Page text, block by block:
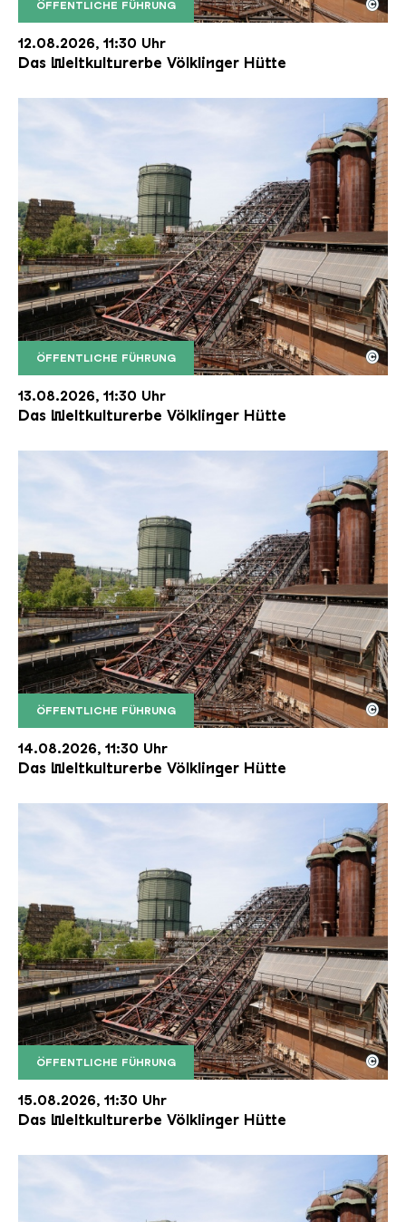
ÖFFENTLICHE FÜHRUNG
Der Erzschrägaufzug der Völklinger Hütte mit
Copyright: Weltkulturerbe Völklinger Hütte | Karl
©
12.08.2026, 11:30 Uhr
Das Weltkulturerbe Völklinger Hütte
ÖFFENTLICHE FÜHRUNG
Der Erzschrägaufzug der Völklinger Hütte mit
Copyright: Weltkulturerbe Völklinger Hütte | Karl
©
13.08.2026, 11:30 Uhr
Das Weltkulturerbe Völklinger Hütte
ÖFFENTLICHE FÜHRUNG
Der Erzschrägaufzug der Völklinger Hütte mit
Copyright: Weltkulturerbe Völklinger Hütte | Karl
©
14.08.2026, 11:30 Uhr
Das Weltkulturerbe Völklinger Hütte
ÖFFENTLICHE FÜHRUNG
Der Erzschrägaufzug der Völklinger Hütte mit
Copyright: Weltkulturerbe Völklinger Hütte | Karl
©
15.08.2026, 11:30 Uhr
Das Weltkulturerbe Völklinger Hütte